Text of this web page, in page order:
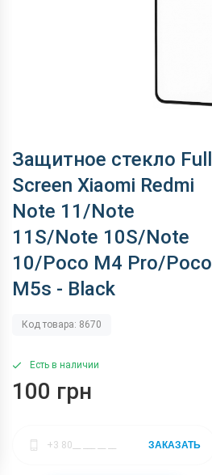
Защитное стекло Full
Screen Xiaomi Redmi
Note 11/Note
11S/Note 10S/Note
10/Poco M4 Pro/Poco
M5s - Black
Код товара: 8670
Есть в наличии
100 грн
ЗАКАЗАТЬ